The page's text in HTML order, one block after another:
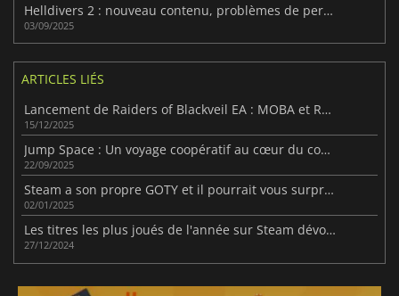
Helldivers 2 : nouveau contenu, problèmes de performance
03/09/2025
ARTICLES LIÉS
Lancement de Raiders of Blackveil EA : MOBA et Roguelite
15/12/2025
Jump Space : Un voyage coopératif au cœur du cosmos
22/09/2025
Steam a son propre GOTY et il pourrait vous surprendre
02/01/2025
Les titres les plus joués de l'année sur Steam dévoilés
27/12/2024